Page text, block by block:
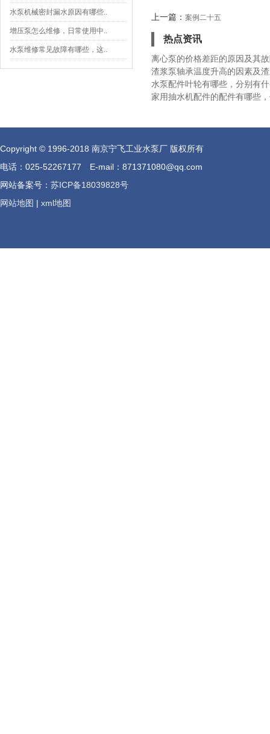
水泵机械密封漏水原因有哪些..
增压泵怎么维修，日常使用中..
水泵维修常见故障有哪些，这..
上一篇： 案例二十五
热点资讯
离心泵的价格差距的原因及其
渣浆泵轴承温度升高的因素及
水泵配件叶轮有哪些，分别有
家用抽水机配件的配件有哪些
Copyright © 1996-2018 南京宁飞工业水泵厂 版权所有
电话：025-52267177 E-mail：871371080@qq.com
网站备案号： 苏ICP备18039828号
网站地图 | xml地图